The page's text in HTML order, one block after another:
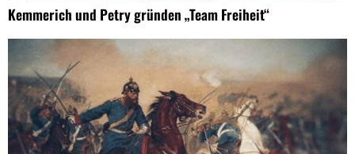
Kemmerich und Petry gründen „Team Freiheit“